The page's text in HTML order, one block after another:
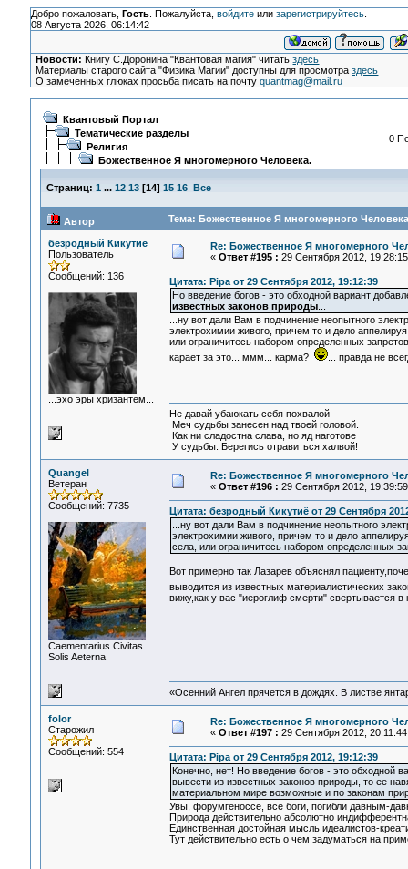
Добро пожаловать, Гость. Пожалуйста, войдитеили зарегистрируйтесь.
08 Августа 2026, 06:14:42
Новости: Книгу С.Доронина "Квантовая магия" читатьздесь
Материалы старого сайта "Физика Магии" доступны для просмотраздесь
О замеченных глюках просьба писать на почтуquantmag@mail.ru
Квантовый Портал
Тематические разделы
Религия
Божественное Я многомерного Человека.
0
Страниц: 1 ... 12 13[14] 15 16 Все
Автор Тема: Божественное Я многомерного
безродный Кикутиё
Пользователь
Сообщений: 136
...эхо эры хризантем...
Re: Божественное Я многомерного
« Ответ #195 : 29 Сентября 2012,
Цитата: Pipa от 29 Сентября 2012, 19:12:39
Но введение богов - это обходной вариант
известных законов природы...
...ну вот дали Вам в подчинение неопытного
электрохимии живого, причем то и дело
или ограничитесь набором определенных
карает за это... ммм... карма?
... правда не
Не давай убаюкать себя похвалой -
Меч судьбы занесен над твоей головой.
Как ни сладостна слава, но яд наготове
У судьбы. Берегись отравиться халвой!
Quangel
Ветеран
Сообщений: 7735
Сaementarius Civitas
Solis Aeterna
Re: Божественное Я многомерного
« Ответ #196 : 29 Сентября 2012,
Цитата: безродный Кикутиё от 29 Сентября
...ну вот дали Вам в подчинение неопытного
электрохимии живого, причем то и дело
села, или ограничитесь набором определенных
Вот примерно так Лазарев объяснял
выводится из известных материалистических
вижу,как у вас "иероглиф смерти" свертывается в
«Осенний Ангел прячется в дождях. В листве
folor
Старожил
Сообщений: 554
Re: Божественное Я многомерного
« Ответ #197 : 29 Сентября 2012,
Цитата: Pipa от 29 Сентября 2012, 19:12:39
Конечно, нет! Но введение богов - это обходной
вывести из известных законов природы, то ее
материальном мире возможные и по законам
Увы, форумгеноссе, все боги, погибли давным-
Природа действительно абсолютно
Единственная достойная мысль идеалистов-
Тут действительно есть о чем задуматься на